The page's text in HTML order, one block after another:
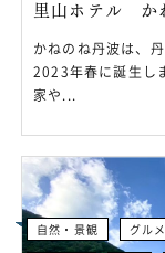
里山ホテル か
かねのね丹波は、
2023年春に誕生し
家や...
自然・景観 グル